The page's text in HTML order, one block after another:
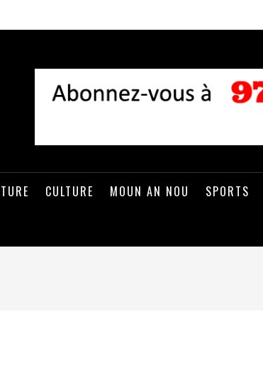
CULTURE MOUN AN NOU SPORTS